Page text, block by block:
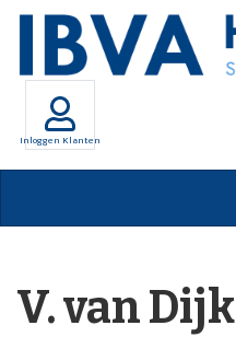
Inloggen Klanten
V. van Dijk